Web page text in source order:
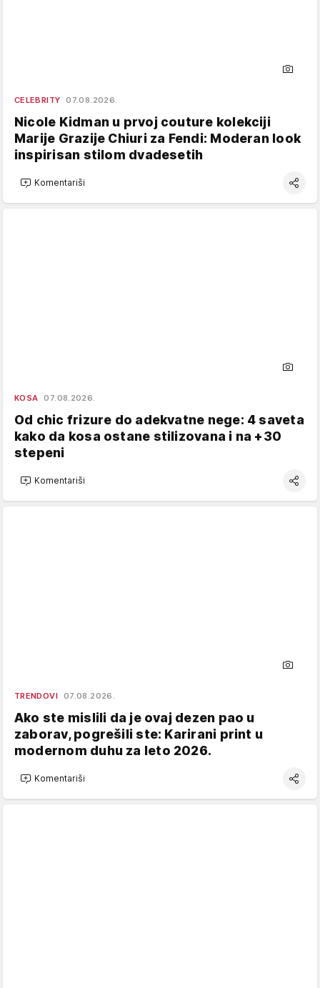
CELEBRITY 07.08.2026.
Nicole Kidman u prvoj couture kolekciji
Marije Grazije Chiuri za Fendi: Moderan look
inspirisan stilom dvadesetih
Komentariši
KOSA 07.08.2026.
Od chic frizure do adekvatne nege: 4 saveta
kako da kosa ostane stilizovana i na +30
stepeni
Komentariši
TRENDOVI 07.08.2026.
Ako ste mislili da je ovaj dezen pao u
zaborav, pogrešili ste: Karirani print u
modernom duhu za leto 2026.
Komentariši